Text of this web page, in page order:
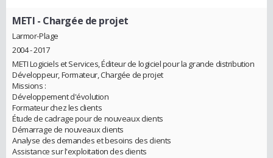
METI - Chargée de projet
Larmor-Plage
2004 - 2017
METI Logiciels et Services, Éditeur de logiciel pour la grande distribution
Développeur, Formateur, Chargée de projet
Missions :
Développement d'évolution
Formateur chez les clients
Étude de cadrage pour de nouveaux clients
Démarrage de nouveaux clients
Analyse des demandes et besoins des clients
Assistance sur l'exploitation des clients